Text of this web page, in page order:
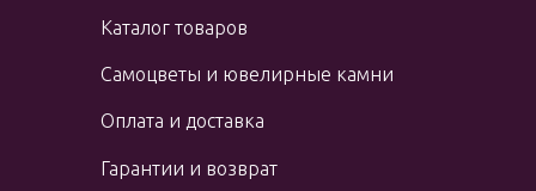
Каталог товаров
Самоцветы и ювелирные камни
Оплата и доставка
Гарантии и возврат